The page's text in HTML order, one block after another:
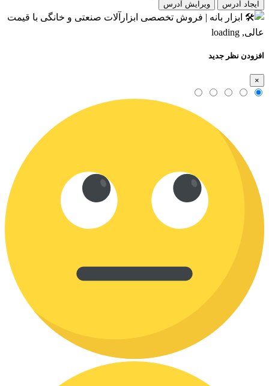
ایجاد آدرس ویرایش آدرس
افزودن نظر جدید
×